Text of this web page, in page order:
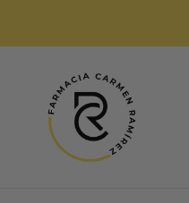
contenido
Farmacia
Carmen
Ramirez